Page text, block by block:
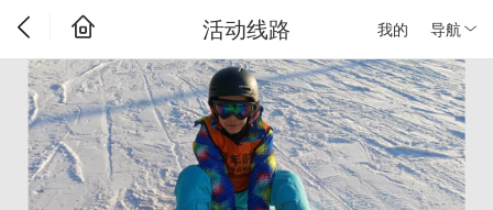
我的 导航
活动线路